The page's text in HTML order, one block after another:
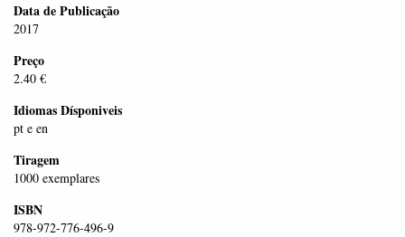
Data de Publicação
2017
Preço
2.40 €
Idiomas Dísponiveis
pt e en
Tiragem
1000 exemplares
ISBN
978-972-776-496-9